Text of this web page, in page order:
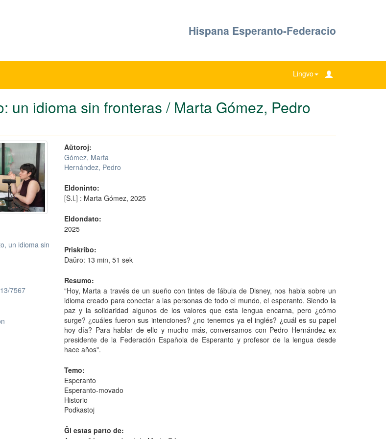
Hispana Esperanto-Federacio
Lingvo
un idioma sin fronteras / Marta Gómez, Pedro
un idioma sin
7567
Aŭtoroj:
Gómez, Marta
Hernández, Pedro
Eldoninto:
[S.l.] : Marta Gómez, 2025
Eldondato:
2025
Priskribo:
Daŭro: 13 min, 51 sek
Resumo:
"Hoy, Marta a través de un sueño con tintes de fábula de Disney, nos habla sobre un
idioma creado para conectar a las personas de todo el mundo, el esperanto. Siendo la
paz y la solidaridad algunos de los valores que esta lengua encarna, pero ¿cómo
surge? ¿cuáles fueron sus intenciones? ¿no tenemos ya el inglés? ¿cuál es su papel
hoy día? Para hablar de ello y mucho más, conversamos con Pedro Hernández ex
presidente de la Federación Española de Esperanto y profesor de la lengua desde
hace años".
Temo:
Esperanto
Esperanto-movado
Historio
Podkastoj
Ĝi estas parto de: